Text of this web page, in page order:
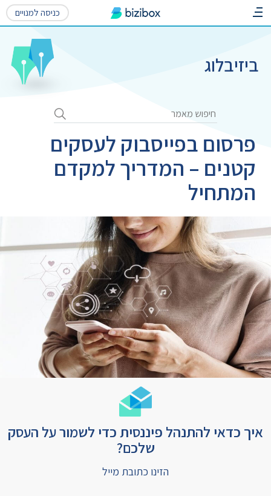
כניסה למנויים
ביזיבלוג
פרסום בפייסבוק לעסקים
קטנים – המדריך למקדם
המתחיל
איך כדאי להתנהל פיננסית כדי לשמור על העסק
שלכם?
הזינו כתובת מייל